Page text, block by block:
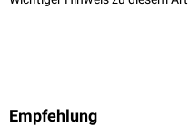
Empfehlung